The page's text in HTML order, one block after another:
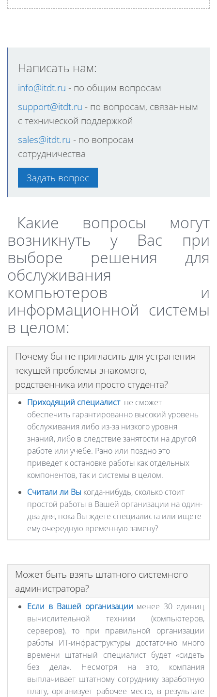
Написать нам:
info@itdt.ru - по общим вопроcам
support@itdt.ru - по вопросам, связанным
с технической поддержкой
sales@itdt.ru - по вопросам
сотрудничества
Задать вопрос
Какие вопросы могут
возникнуть у Вас при
выборе решения для
обслуживания
компьютеров и
информационной системы
в целом:
Почему бы не пригласить для устранения
текущей проблемы знакомого,
родственника или просто студента?
Приходящий специалист не сможет
обеспечить гарантированно высокий уровень
обслуживания либо из-за низкого уровня
знаний, либо в следствие занятости на другой
работе или учебе. Рано или поздно это
приведет к остановке работы как отдельных
компонентов, так и системы в целом.
Считали ли Вы когда-нибудь, сколько стоит
простой работы в Вашей организации на один-
два дня, пока Вы ждете специалиста или ищете
ему очередную временную замену?
Может быть взять штатного системного
администратора?
Если в Вашей организации менее 30 единиц
вычислительной техники (компьютеров,
серверов), то при правильной организации
работы ИТ-инфраструктуры достаточно много
времени штатный специалист будет «сидеть
без дела». Несмотря на это, компания
выплачивает штатному сотруднику заработную
плату, организует рабочее место, в результате